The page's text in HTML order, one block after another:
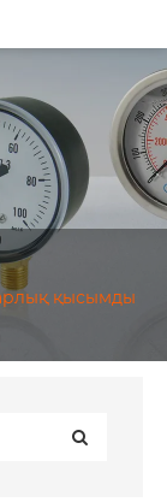
қысымды